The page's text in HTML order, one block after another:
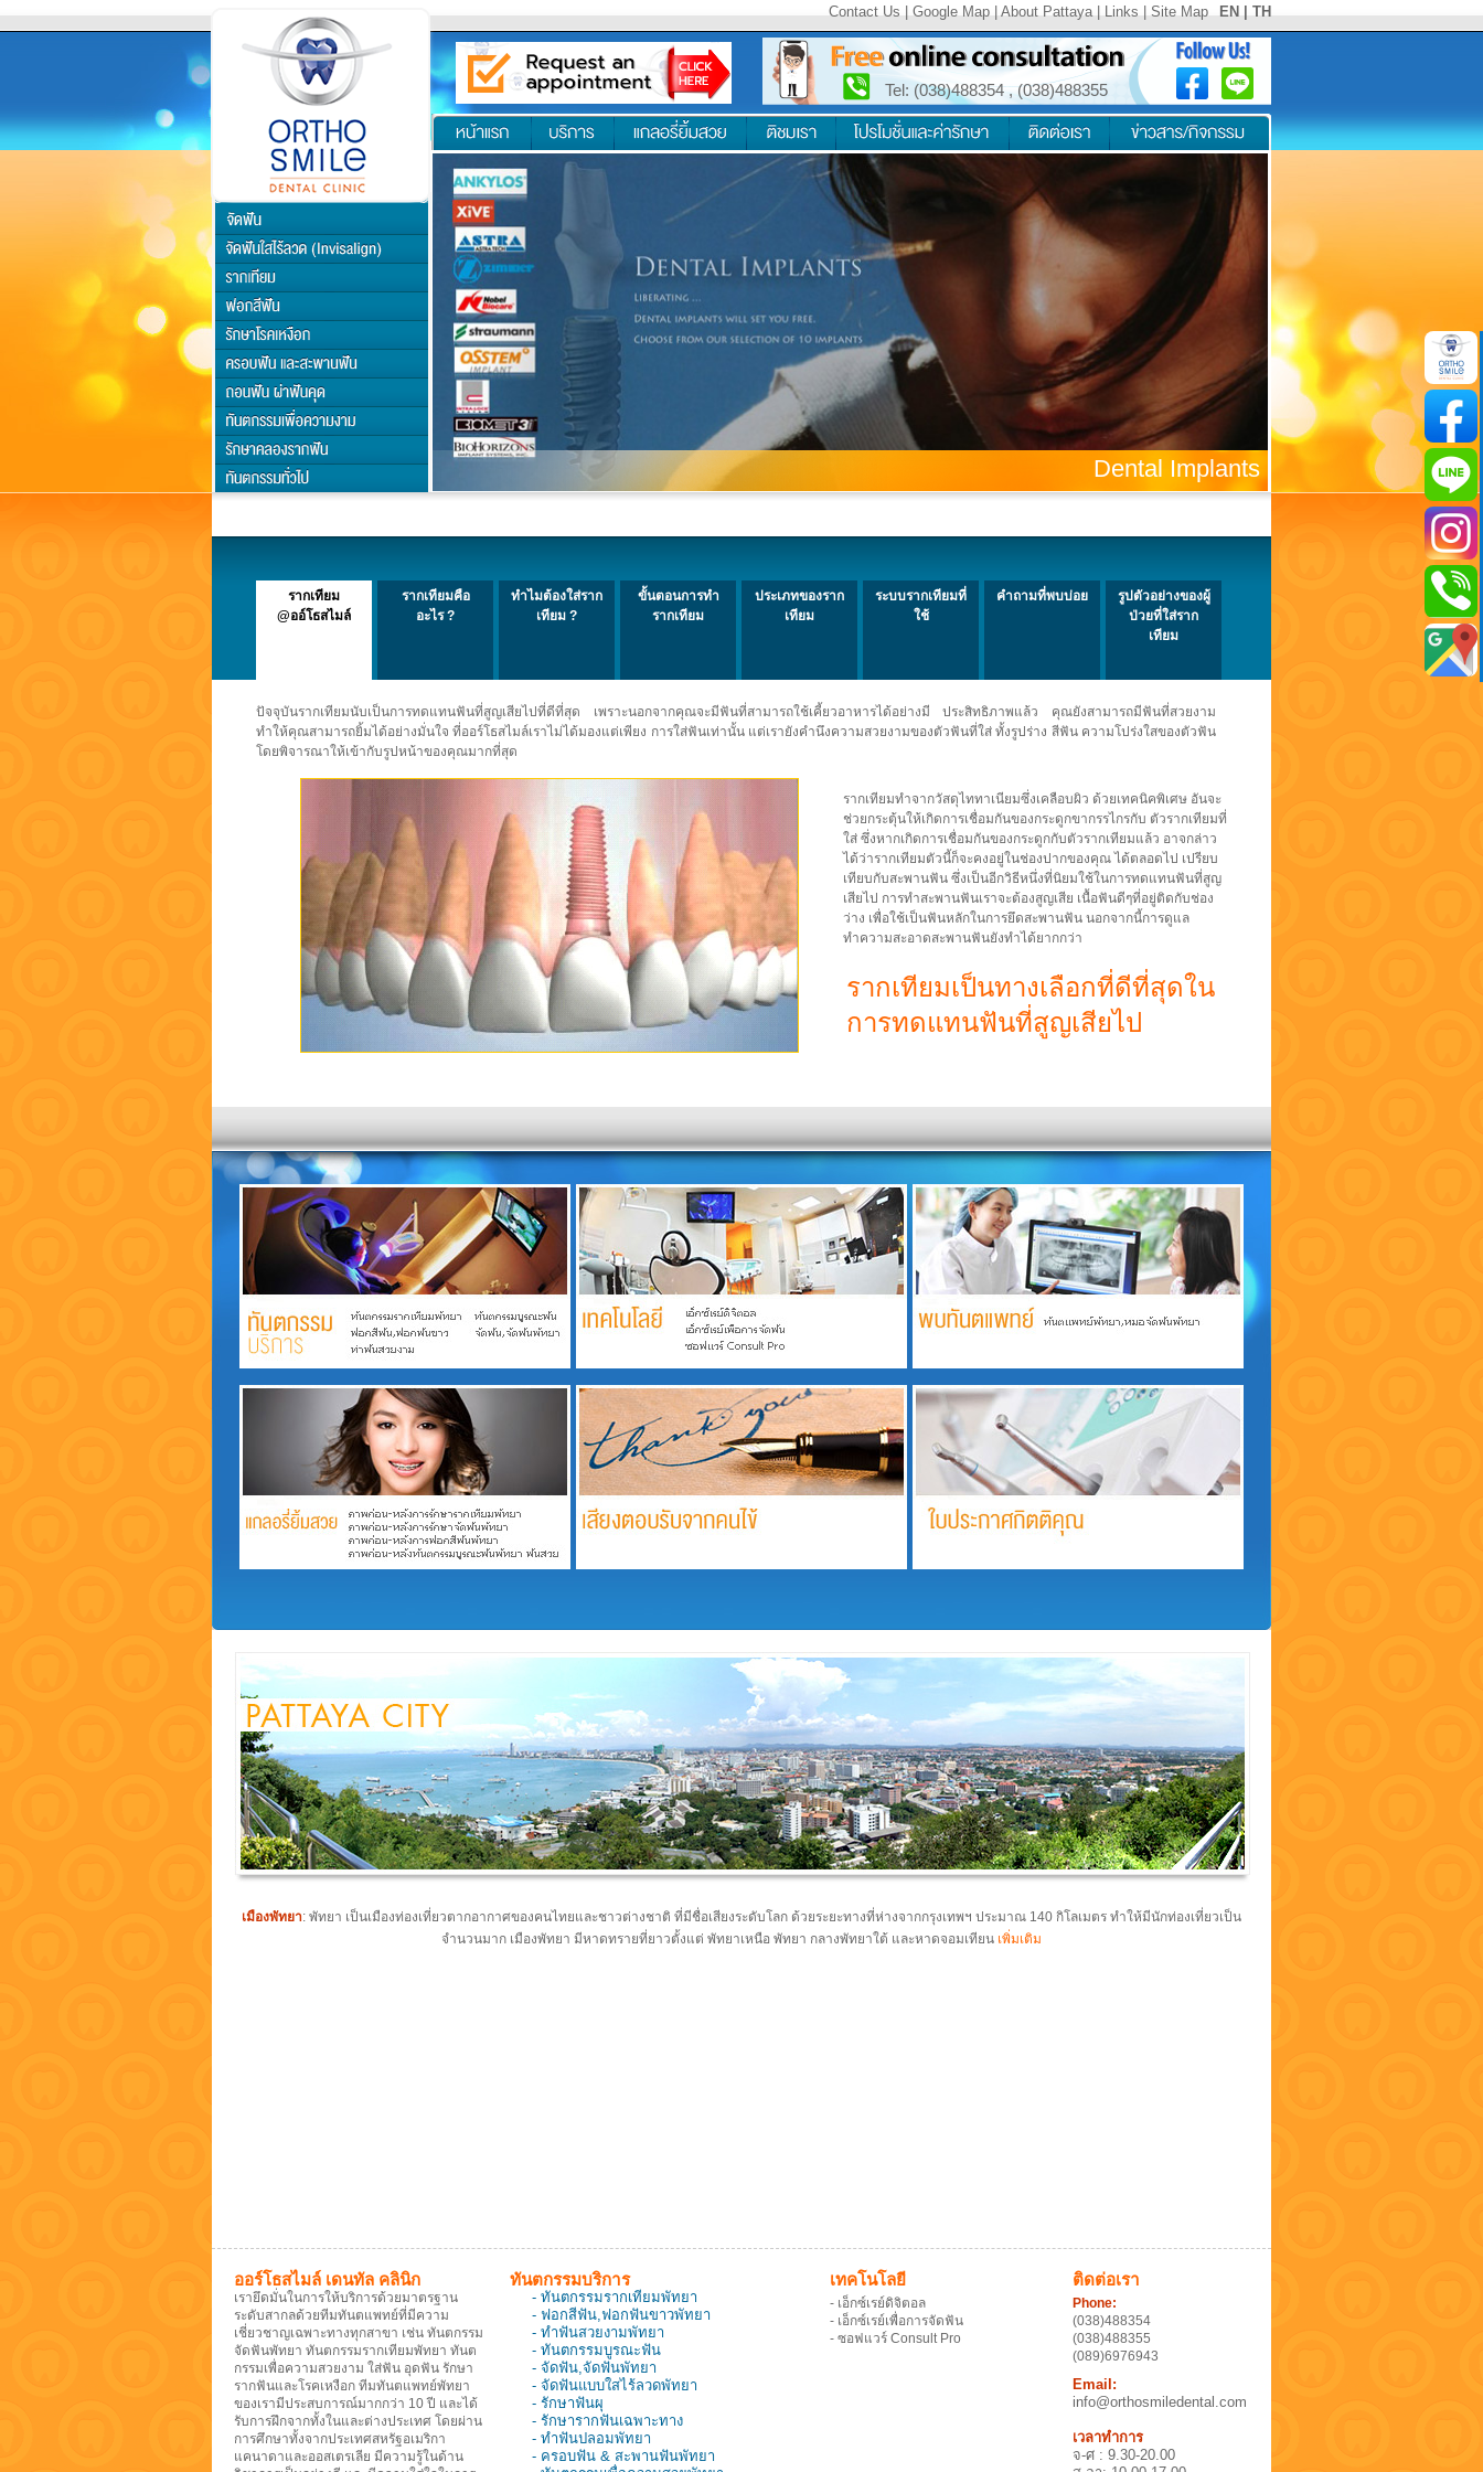
EN|TH
Contact Us|Google Map|About Pattaya|Links|Site Map
Tel: (038)488354,(038)488355
Dental Implants
รากเทียม
@ออ์โธสไมล์
รากเทียมคือ
อะไร ?
ทำไมต้องใส่ราก
เทียม ?
ขั้นตอนการทำ
รากเทียม
ประเภทของราก
เทียม
ระบบรากเทียมที่
ใช้
คำถามที่พบบ่อย
รูปตัวอย่างของผู้
ป่วยที่ใส่ราก
เทียม
ปัจจุบันรากเทียมนับเป็นการทดแทนฟันที่สูญเสียไปที่ดีที่สุด เพราะนอกจากคุณจะมีฟันที่สามารถใช้เคี้ยวอาหารได้อย่างมี ประสิทธิภาพแล้ว คุณยังสามารถมีฟันที่สวยงาม
ทำให้คุณสามารถยิ้มได้อย่างมั่นใจ ที่ออร์โธสไมล์เราไม่ได้มองแต่เพียง การใส่ฟันเท่านั้น แต่เรายังคำนึงความสวยงามของตัวฟันที่ใส่ ทั้งรูปร่าง สีฟัน ความโปร่งใสของตัวฟัน
โดยพิจารณาให้เข้ากับรูปหน้าของคุณมากที่สุด
รากเทียมทำจากวัสดุไททาเนียมซึ่งเคลือบผิว ด้วยเทคนิคพิเศษ อันจะ
ช่วยกระตุ้นให้เกิดการเชื่อมกันของกระดูกขากรรไกรกับ ตัวรากเทียมที่
ใส่ ซึ่งหากเกิดการเชื่อมกันของกระดูกกับตัวรากเทียมแล้ว อาจกล่าว
ได้ว่ารากเทียมตัวนี้ก็จะคงอยู่ในช่องปากของคุณ ได้ตลอดไป เปรียบ
เทียบกับสะพานฟัน ซึ่งเป็นอีกวิธีหนึ่งที่นิยมใช้ในการทดแทนฟันที่สูญ
เสียไป การทำสะพานฟันเราจะต้องสูญเสีย เนื้อฟันดีๆที่อยู่ติดกับช่อง
ว่าง เพื่อใช้เป็นฟันหลักในการยึดสะพานฟัน นอกจากนี้การดูแล
ทำความสะอาดสะพานฟันยังทำได้ยากกว่า
รากเทียมเป็นทางเลือกที่ดีที่สุดใน
การทดแทนฟันที่สูญเสียไป
เมืองพัทยา: พัทยา เป็นเมืองท่องเที่ยวตากอากาศของคนไทยและชาวต่างชาติ ที่มีชื่อเสียงระดับโลก ด้วยระยะทางที่ห่างจากกรุงเทพฯ ประมาณ 140 กิโลเมตร ทำให้มีนักท่องเที่ยวเป็น
จำนวนมาก เมืองพัทยา มีหาดทรายที่ยาวตั้งแต่ พัทยาเหนือ พัทยา กลางพัทยาใต้ และหาดจอมเทียน เพิ่มเติม
ออร์โธสไมล์ เดนทัล คลินิก
เรายึดมั่นในการให้บริการด้วยมาตรฐาน
ระดับสากลด้วยทีมทันตแพทย์ที่มีความ
เชี่ยวชาญเฉพาะทางทุกสาขา เช่น ทันตกรรม
จัดฟันพัทยา ทันตกรรมรากเทียมพัทยา ทันต
กรรมเพื่อความสวยงาม ใส่ฟัน อุดฟัน รักษา
รากฟันและโรคเหงือก ทีมทันตแพทย์พัทยา
ของเรามีประสบการณ์มากกว่า 10 ปี และได้
รับการฝึกจากทั้งในและต่างประเทศ โดยผ่าน
การศึกษาทั้งจากประเทศสหรัฐอเมริกา
แคนาดาและออสเตรเลีย มีความรู้ในด้าน
ทันตกรรมบริการ
- ทันตกรรมรากเทียมพัทยา
- ฟอกสีฟัน,ฟอกฟันขาวพัทยา
- ทำฟันสวยงามพัทยา
- ทันตกรรมบูรณะฟัน
- จัดฟัน,จัดฟันพัทยา
- จัดฟันแบบใสไร้ลวดพัทยา
- รักษาฟันผุ
- รักษารากฟันเฉพาะทาง
- ทำฟันปลอมพัทยา
- ครอบฟัน & สะพานฟันพัทยา
เทคโนโลยี
- เอ็กซ์เรย์ดิจิตอล
- เอ็กซ์เรย์เพื่อการจัดฟัน
- ซอฟแวร์ Consult Pro
ติดต่อเรา
Phone:
(038)488354
(038)488355
(089)6976943
Email:
info@orthosmiledental.com
เวลาทำการ
จ-ศ : 9.30-20.00